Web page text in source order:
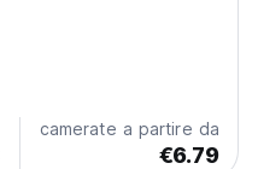
camerate a partire da
€6.79